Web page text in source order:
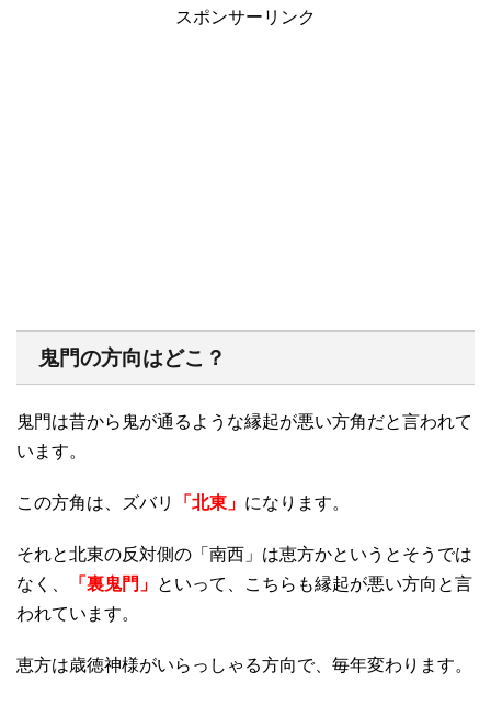
スポンサーリンク
鬼門の方向はどこ？
鬼門は昔から鬼が通るような縁起が悪い方角だと言われて
います。
この方角は、ズバリ 「北東」 になります。
それと北東の反対側の「南西」は恵方かというとそうでは
なく、
「裏鬼門」 といって、こちらも縁起が悪い方向と言
われています。
恵方は歳徳神様がいらっしゃる方向で、毎年変わります。